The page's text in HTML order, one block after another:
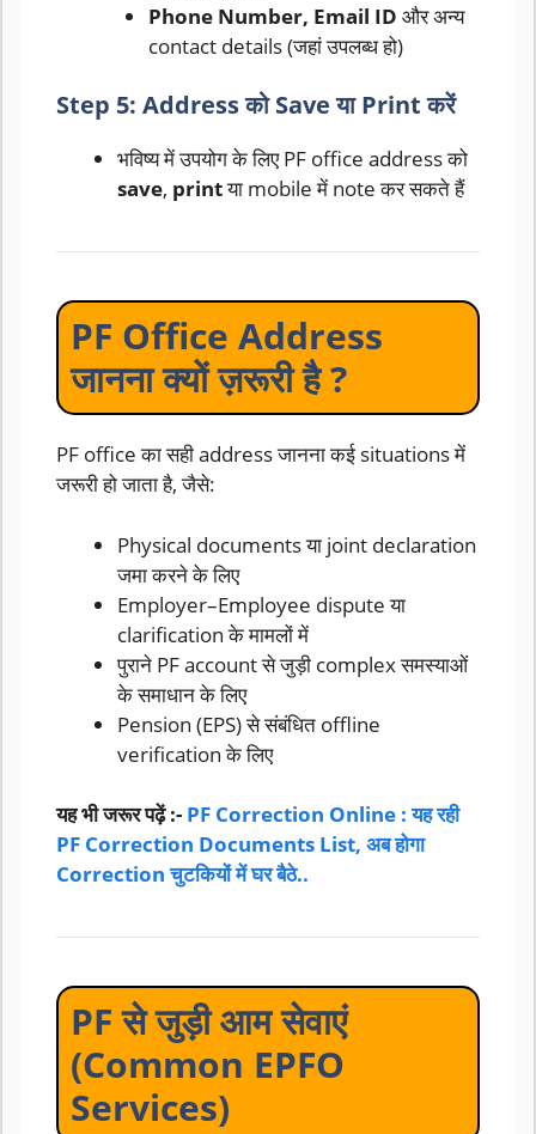
Phone Number, Email ID और अन्य
contact details (जहां उपलब्ध हो)
Step 5: Address को Save या Print करें
भविष्य में उपयोग के लिए PF office address को
save, printया mobile में note कर सकते हैं
PF Office Address
जानना क्यों ज़रूरी है ?
PF office का सही address जानना कई situations में
जरूरी हो जाता है, जैसे:
Physical documents या joint declaration
जमा करने के लिए
Employer–Employee dispute या
clarification के मामलों में
पुराने PF account से जुड़ी complex समस्याओं
के समाधान के लिए
Pension (EPS) से संबंधित offline
verification के लिए
यह भी जरूर पढ़ें :- PF Correction Online : यह रही
PF Correction Documents List, अब होगा
Correction चुटकियों में घर बैठे..
PF से जुड़ी आम सेवाएं
(Common EPFO
Services)